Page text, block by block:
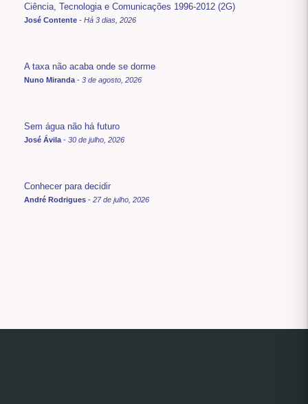
Ciência, Tecnologia e Comunicações 1996-2012 (2G)
José Contente - Há 3 dias, 2026
A taxa não acaba onde se dorme
Nuno Miranda - 3 de agosto, 2026
Sem água não há futuro
José Ávila - 30 de julho, 2026
Conhecer para decidir
André Rodrigues - 27 de julho, 2026